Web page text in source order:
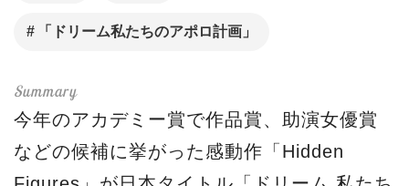
「ドリーム私たちのアポロ計画」
今年のアカデミー賞で作品賞、助演女優賞
などの候補に挙がった感動作「Hidden